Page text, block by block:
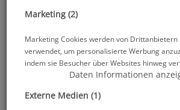
Marketing (2)
Marketing Cookies werden von Drittanbietern
verwendet, um personalisierte Werbung
indem sie Besucher über Websites hinweg
Daten Informationen
Externe Medien (1)